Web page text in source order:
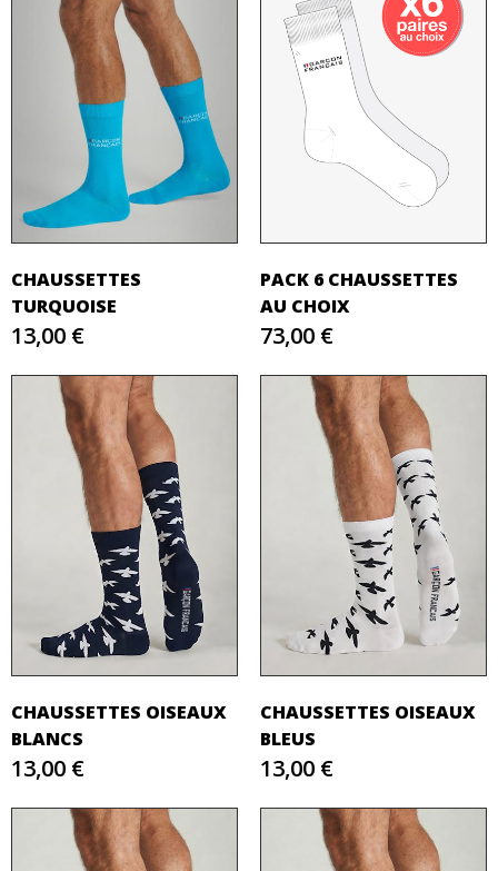
CHAUSSETTES
TURQUOISE
13,00 €
PACK 6 CHAUSSETTES
AU CHOIX
73,00 €
CHAUSSETTES OISEAUX
BLANCS
13,00 €
CHAUSSETTES OISEAUX
BLEUS
13,00 €